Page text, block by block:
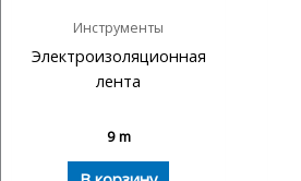
Инструменты
Электроизоляционная
лента
9m